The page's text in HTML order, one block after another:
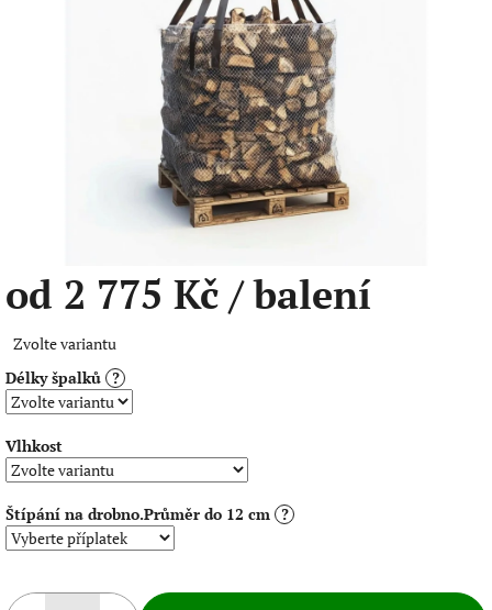
od 2 775 Kč / balení
cena:
Zvolte variantu
Délky špalků ?
Vlhkost
Štípání na drobno.Průměr do 12 cm ?